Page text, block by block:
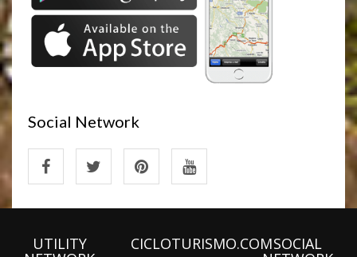
Social Network
UTILITY CICLOTURISMO.COMSOCIAL